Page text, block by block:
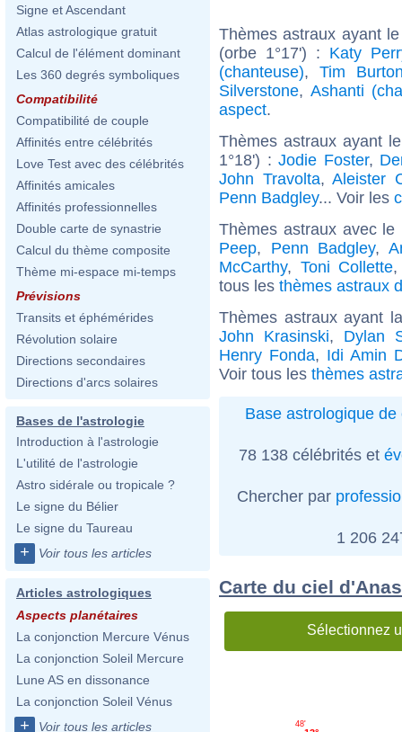
Signe et Ascendant
Atlas astrologique gratuit
Calcul de l'élément dominant
Les 360 degrés symboliques
Compatibilité
Compatibilité de couple
Affinités entre célébrités
Love Test avec des célébrités
Affinités amicales
Affinités professionnelles
Double carte de synastrie
Calcul du thème composite
Thème mi-espace mi-temps
Prévisions
Transits et éphémérides
Révolution solaire
Directions secondaires
Directions d'arcs solaires
Bases de l'astrologie
Introduction à l'astrologie
L'utilité de l'astrologie
Astro sidérale ou tropicale ?
Le signe du Bélier
Le signe du Taureau
+ Voir tous les articles
Articles astrologiques
Aspects planétaires
La conjonction Mercure Vénus
La conjonction Soleil Mercure
Lune AS en dissonance
La conjonction Soleil Vénus
+ Voir tous les articles
Thèmes astraux ayant
(orbe 1°17') : Katy
(chanteuse), Tim
Silverstone, Ashanti
aspect.
Thèmes astraux ayant
1°18') :Jodie Foster,
John Travolta,Aleister
Penn Badgley... Voir les
Thèmes astraux avec
Peep, Penn Badgley,
McCarthy, Toni Collette
tous les thèmes astraux
Thèmes astraux ayant
John Krasinski, Dylan
Henry Fonda, Idi Amin
Voir tous les thèmes
Base astrologique de
78 138 célébrités et
Chercher par
1 206
Carte du ciel
Sélectionnez
48'